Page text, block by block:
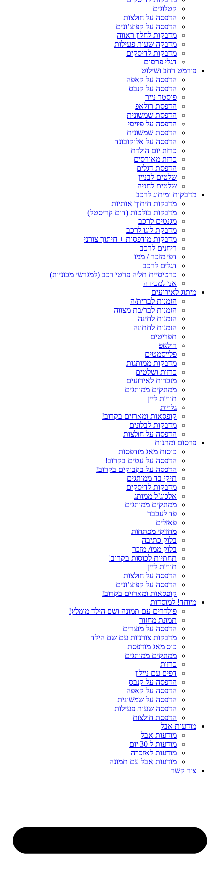
קטלוגים
הדפסה על חולצות
הדפסה על קפוצ’ונים
מדבקות לחלון ראווה
מדבקה שעות פעילות
מדבקות לדיסקים
דגלי פרסום
פורמט רחב ושילוט
הדפסה על קאפה
הדפסה על קנבס
פוסטר נייר
הדפסת רולאפ
הדפסת שמשונית
הדפסה על פיויסי
הדפסת שמשונית
הדפסה על אלוקובונד
כרזת יום הולדת
כרזת מאורסים
הדפסת דגלים
שלטים לבניין
שלטים לחניה
מדבקות ומיתוג לרכב
מדבקות חיתוך אותיות
מדבקות בולטות (דום קריסטל)
מגנטים לרכב
מדבקת לוגו לרכב
מדבקות מודפסות + חיתוך צורני
ריחנים לרכב
דפי מזכר / ממו
דגלים לרכב
כרטיסיית תליה פרטי רכב (למגרשי מכוניות)
אני למכירה
מיתוג לאירועים
הזמנות לברית/ה
הזמנות לבר/בת מצווה
הזמנות לחינה
הזמנות לחתונה
תפריטים
רולאפ
פלייסמטים
מדבקות ממותגות
כרזות ושלטים
מזכרות לאירועים
ממתקים ממותגים
תוויות ליין
גלויות
קופסאות ומארזים בקרוב!
מדבקות לבלונים
הדפסה על חולצות
פרסום ומתנות
כוסות מאג מודפסות
הדפסה על עטים בקרוב!
הדפסה על בקבוקים בקרוב!
תיקי בד ממותגים
מדבקות לדיסקים
אלכוג’ל ממותג
ממתקים ממותגים
פד לעכבר
פאזלים
מחזיקי מפתחות
בלוק כתיבה
בלוק ממו/ מזכר
תחתיות לכוסות בקרוב!
תוויות ליין
הדפסה על חולצות
הדפסה על קפוצ’ונים
קופסאות ומארזים בקרוב!
מיוחד! למוסדות
פולדרים עם תמונה ושם הילד מומלץ!
תמונת מחזור
הדפסה על מוצרים
מדבקות צורניות עם שם הילד
כוס מאג מודפסת
ממתקים ממותגים
כרזות
דפים עם ניילון
הדפסה על קנבס
הדפסה על קאפה
הדפסה על שמשונית
הדפסה שעות פעילות
הדפסת חולצות
מודעות אבל
מודעות אבל
מודעות ל 30 יום
מודעות לאזכרה
מודעות אבל עם תמונה
צור קשר